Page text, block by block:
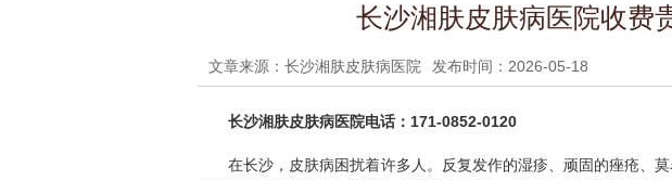
长沙湘肤皮肤病医院收费
文章来源：长沙湘肤皮肤病医院 发布时间：2026-05-18
长沙湘肤皮肤病医院电话：171-0852-0120
在长沙，皮肤病困扰着许多人。反复发作的湿疹、顽固的痤疮、